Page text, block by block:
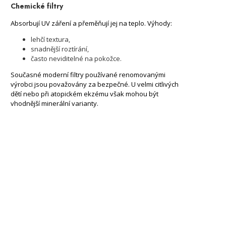
Chemické filtry
Absorbují UV záření a přeměňují jej na teplo. Výhody:
lehčí textura,
snadnější roztírání,
často neviditelné na pokožce.
Současné moderní filtry používané renomovanými
výrobci jsou považovány za bezpečné. U velmi citlivých
dětí nebo při atopickém ekzému však mohou být
vhodnější minerální varianty.